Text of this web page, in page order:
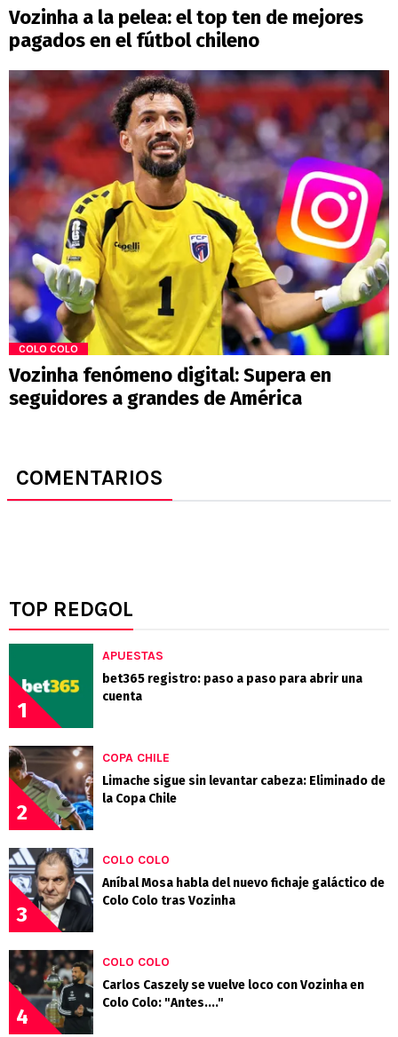
Vozinha a la pelea: el top ten de mejores
pagados en el fútbol chileno
COLO COLO
Vozinha fenómeno digital: Supera en
seguidores a grandes de América
COMENTARIOS
TOP REDGOL
1
APUESTAS
bet365 registro: paso a paso para abrir una
cuenta
2
COPA CHILE
Limache sigue sin levantar cabeza: Eliminado de
la Copa Chile
3
COLO COLO
Aníbal Mosa habla del nuevo fichaje galáctico de
Colo Colo tras Vozinha
4
COLO COLO
Carlos Caszely se vuelve loco con Vozinha en
Colo Colo: "Antes...."